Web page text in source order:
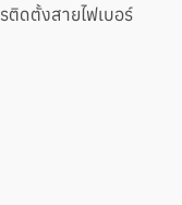
ติดตั้งสายไฟเบอร์